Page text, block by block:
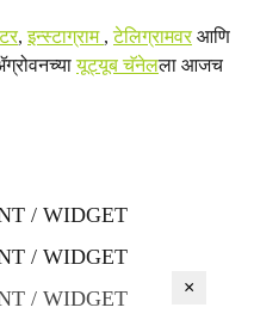
,इन्स्टाग्राम ,टेलिग्रामवरआणि
यूट्यूब चॅनेलला आजच
/ WIDGET
/ WIDGET
/ WIDGET
×